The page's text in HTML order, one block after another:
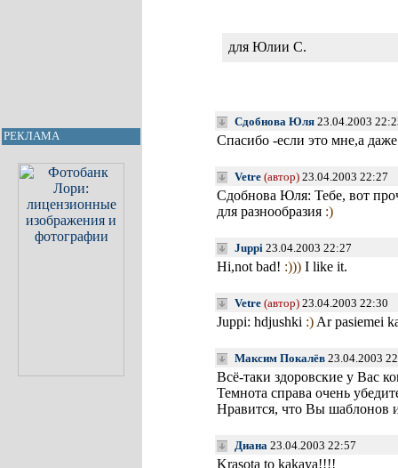
РЕКЛАМА
для Юлии С.
Сдобнова Юля 23.04.2003
Спасибо -если это мне,а
Vetre (автор) 23.04.2003 22:27
Сдобнова Юля: Тебе, вот
для разнообразия :)
Juppi 23.04.2003 22:27
Hi,not bad! :))) I like it.
Vetre (автор) 23.04.2003 22:30
Juppi: hdjushki :) Ar pasiemei
Максим Покалёв 23.04.2003
Всё-таки здоровские у Вас
Темнота справа очень
Нравится, что Вы шаблонов
Диана 23.04.2003 22:57
Krasota to kakaya!!!!